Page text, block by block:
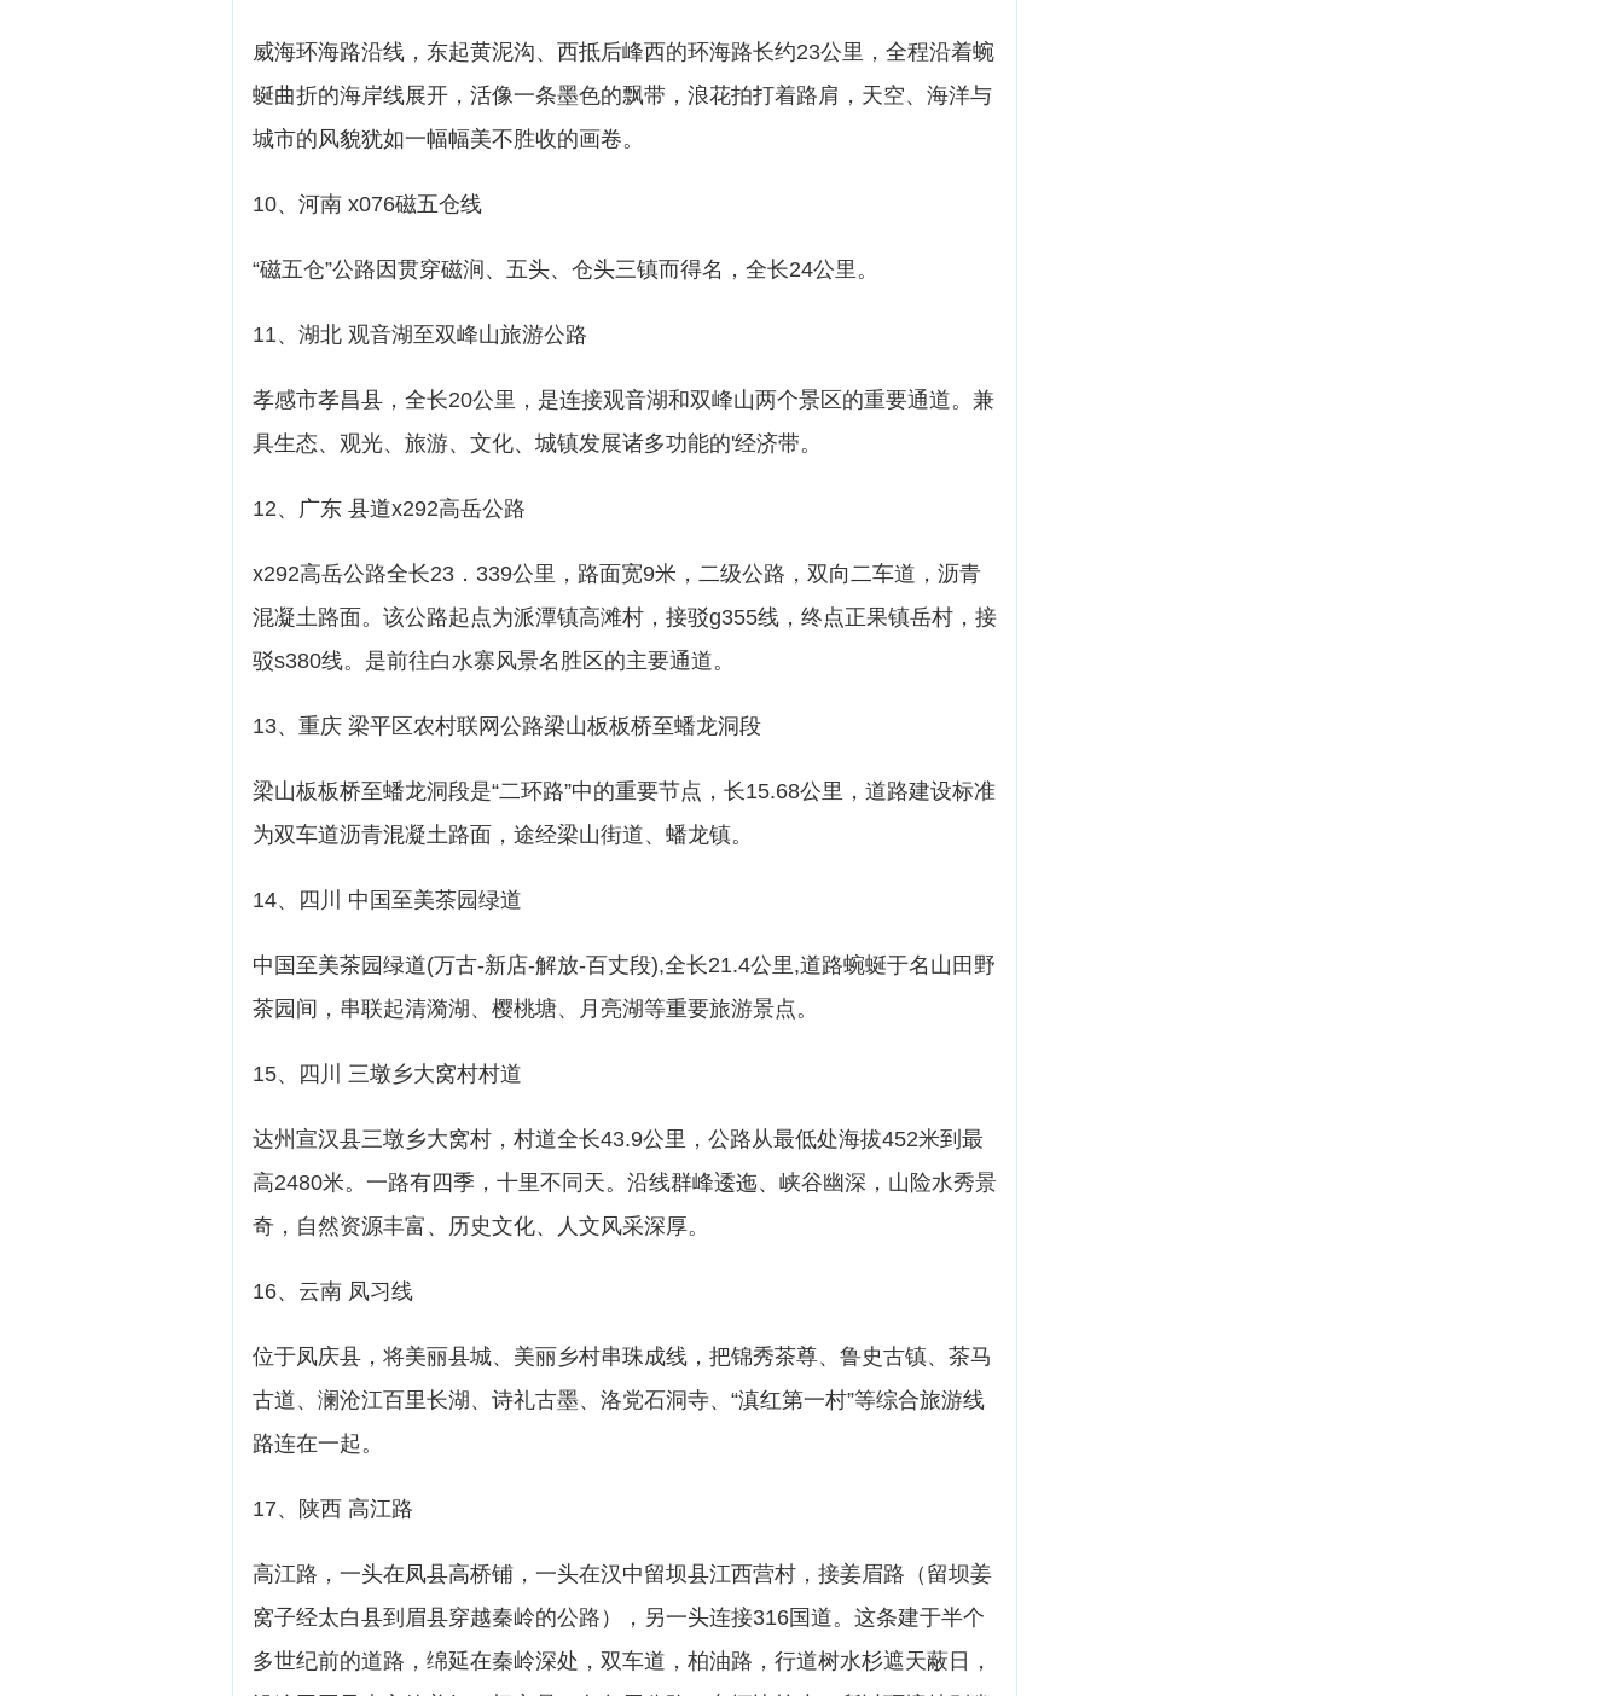
威海环海路沿线，东起黄泥沟、西抵后峰西的环海路长约23公里，全程沿着蜿
蜒曲折的海岸线展开，活像一条墨色的飘带，浪花拍打着路肩，天空、海洋与
城市的风貌犹如一幅幅美不胜收的画卷。
10、河南 x076磁五仓线
“磁五仓”公路因贯穿磁涧、五头、仓头三镇而得名，全长24公里。
11、湖北 观音湖至双峰山旅游公路
孝感市孝昌县，全长20公里，是连接观音湖和双峰山两个景区的重要通道。兼
具生态、观光、旅游、文化、城镇发展诸多功能的'经济带。
12、广东 县道x292高岳公路
x292高岳公路全长23．339公里，路面宽9米，二级公路，双向二车道，沥青
混凝土路面。该公路起点为派潭镇高滩村，接驳g355线，终点正果镇岳村，接
驳s380线。是前往白水寨风景名胜区的主要通道。
13、重庆 梁平区农村联网公路梁山板板桥至蟠龙洞段
梁山板板桥至蟠龙洞段是“二环路”中的重要节点，长15.68公里，道路建设标准
为双车道沥青混凝土路面，途经梁山街道、蟠龙镇。
14、四川 中国至美茶园绿道
中国至美茶园绿道(万古-新店-解放-百丈段),全长21.4公里,道路蜿蜒于名山田野
茶园间，串联起清漪湖、樱桃塘、月亮湖等重要旅游景点。
15、四川 三墩乡大窝村村道
达州宣汉县三墩乡大窝村，村道全长43.9公里，公路从最低处海拔452米到最
高2480米。一路有四季，十里不同天。沿线群峰逶迤、峡谷幽深，山险水秀景
奇，自然资源丰富、历史文化、人文风采深厚。
16、云南 凤习线
位于凤庆县，将美丽县城、美丽乡村串珠成线，把锦秀茶尊、鲁史古镇、茶马
古道、澜沧江百里长湖、诗礼古墨、洛党石洞寺、“滇红第一村”等综合旅游线
路连在一起。
17、陕西 高江路
高江路，一头在凤县高桥铺，一头在汉中留坝县江西营村，接姜眉路（留坝姜
窝子经太白县到眉县穿越秦岭的公路），另一头连接316国道。这条建于半个
多世纪前的道路，绵延在秦岭深处，双车道，柏油路，行道树水杉遮天蔽日，